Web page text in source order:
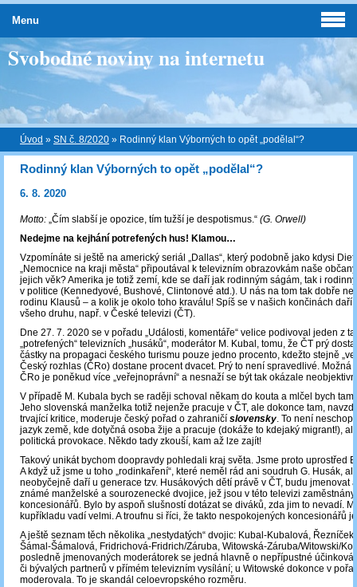
Svobodné noviny na internetu
Úvod » SN č. 8/2020 » Rodinný klan Výborných to opět „podělal“?
Rodinný klan Výborných to opět „podělal“?
6. 8. 2020
Motto: „Čím slabší je opozice, tím tužší je despotismus.“ (G. Orwell)
Nedejme na kejhání potrefených hus! Klamou…
Vzpomínáte si ještě na americký seriál „Dallas“, který podobně jako kdysi
„Nemocnice na kraji města“ připoutával k televizním obrazovkám naše
jejich věk? Amerika je totiž zemí, kde se daří jak rodinným ságám, tak i
v politice (Kennedyové, Bushové, Clintonové atd.). U nás na tom tak dobře
rodinu Klausů – a kolik je okolo toho kraválu! Spíš se v našich končinách daří
všeho druhu, např. v České televizi (ČT).
Dne 27. 7. 2020 se v pořadu „Události, komentáře“ velice podivoval jeden z
„potrefených“ televizních „husáků“, moderátor M. Kubal, tomu, že ČT prý
částky na propagaci českého turismu pouze jedno procento, kdežto stejně
Český rozhlas (ČRo) dostane procent dvacet. Prý to není spravedlivé. Možná
ČRo je poněkud více „veřejnoprávní“ a nesnaží se být tak okázale
V případě M. Kubala bych se raději schoval někam do kouta a mlčel bych tam
Jeho slovenská manželka totiž nejenže pracuje v ČT, ale dokonce tam,
trvající kritice, moderuje český pořad o zahraničí slovensky. To není
jazyk země, kde dotyčná osoba žije a pracuje (dokáže to kdejaký migrant!),
politická provokace. Někdo tady zkouší, kam až lze zajít!
Takový unikát bychom doopravdy pohledali kraj světa. Jsme proto uprostřed
A když už jsme u toho „rodinkaření“, které neměl rád ani soudruh G. Husák,
neobyčejně daří u generace tzv. Husákových dětí právě v ČT, budu jmenovat
známé manželské a sourozenecké dvojice, jež jsou v této televizi
koncesionářů. Bylo by aspoň slušností dotázat se diváků, zda jim to nevadí.
kupříkladu vadí velmi. A troufnu si říci, že takto nespokojených koncesionářů
A ještě seznam těch několika „nestydatých“ dvojic: Kubal-Kubalová,
Šámal-Šámalová, Fridrichová-Fridrich/Záruba, Witowská-Záruba/Witowski/
posledně jmenovaných moderátorek se jedná hlavně o nepřípustné
či bývalých partnerů v přímém televizním vysílání; u Witowské dokonce v
moderovala. To je skandál celoevropského rozměru.
Menu